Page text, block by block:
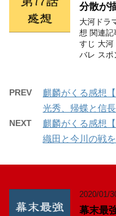
分散が
大河ドラ
想 関連記
すじ 大河
バレ ス
PREV
麒麟がくる感想
光秀、帰蝶と信
NEXT
麒麟がくる感想
織田と今川の戦
2020/01/
幕末最